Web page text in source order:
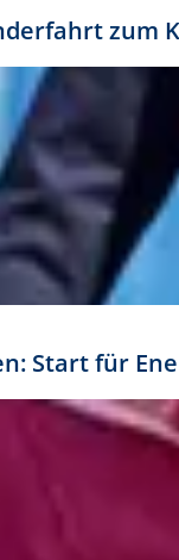
Start für